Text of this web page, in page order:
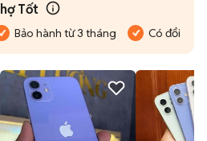
Tốt
Bảo hành từ 3 tháng Có đổi trả